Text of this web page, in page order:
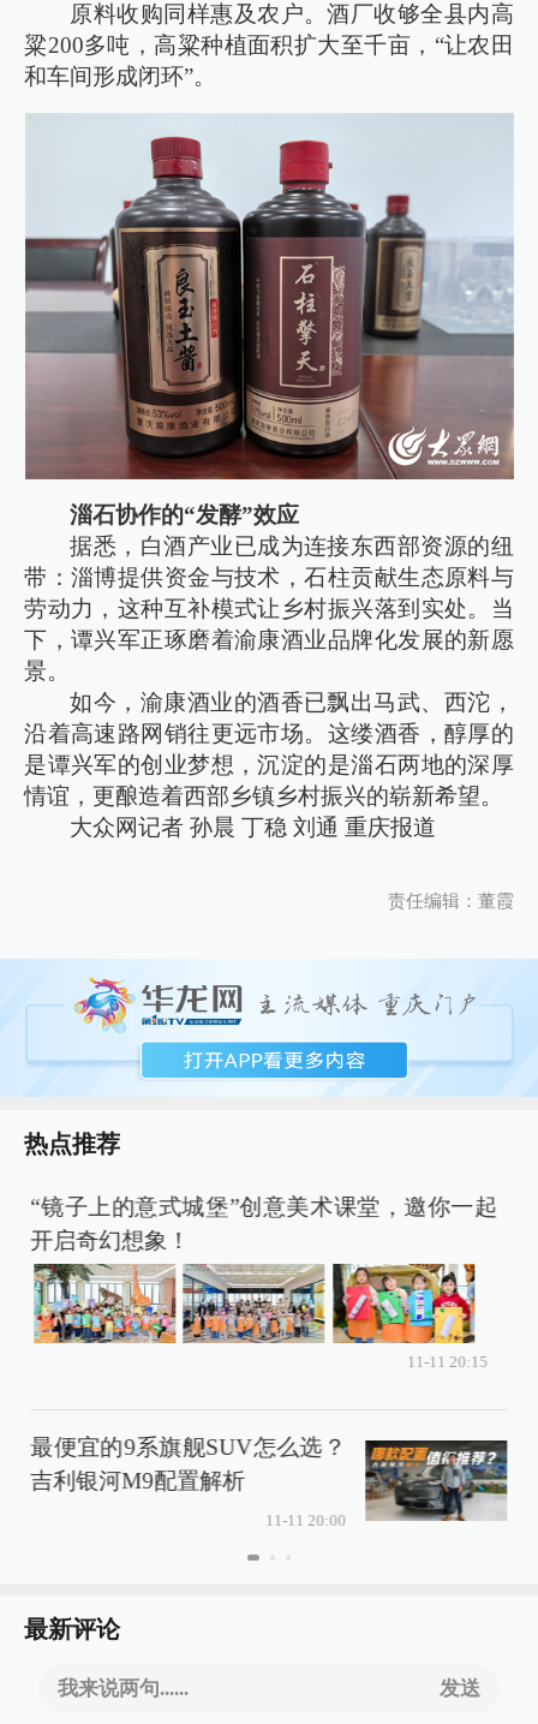
原料收购同样惠及农户。酒厂收够全县内高
粱200多吨，高粱种植面积扩大至千亩，“让农田
和车间形成闭环”。
淄石协作的“发酵”效应
据悉，白酒产业已成为连接东西部资源的纽
带：淄博提供资金与技术，石柱贡献生态原料与
劳动力，这种互补模式让乡村振兴落到实处。当
下，谭兴军正琢磨着渝康酒业品牌化发展的新愿
景。
如今，渝康酒业的酒香已飘出马武、西沱，
沿着高速路网销往更远市场。这缕酒香，醇厚的
是谭兴军的创业梦想，沉淀的是淄石两地的深厚
情谊，更酿造着西部乡镇乡村振兴的崭新希望。
大众网记者 孙晨 丁稳 刘通 重庆报道
责任编辑：董霞
热点推荐
“镜子上的意式城堡”创意美术课堂，邀你一起
开启奇幻想象！
11-11 20:15
最便宜的9系旗舰SUV怎么选？
吉利银河M9配置解析
11-11 20:00
最新评论
我来说两句...... 发送